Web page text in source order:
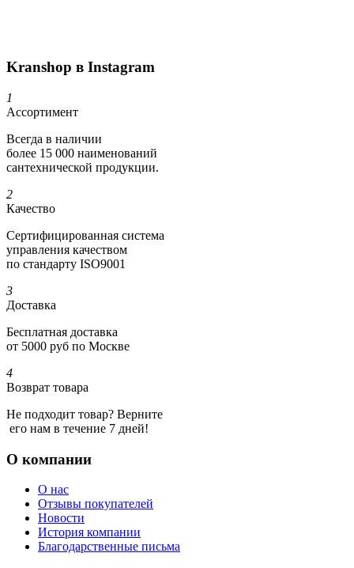
Kranshop в Instagram
1
Ассортимент
Всегда в наличии
более 15 000 наименований
сантехнической продукции.
2
Качество
Сертифициро­ванная система
управления качеством
по стандарту ISO9001
3
Доставка
Бесплатная доставка
от 5000 руб по Москве
4
Возврат товара
Не подходит товар? Верните
его нам в течение 7 дней!
О компании
О нас
Отзывы покупателей
Новости
История компании
Благодарственные письма